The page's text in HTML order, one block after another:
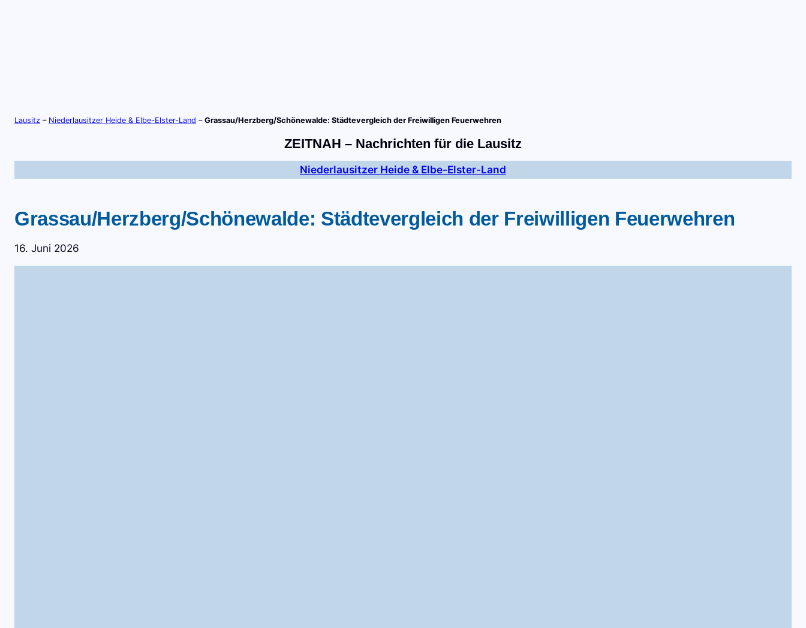
Lausitz – Niederlausitzer Heide & Elbe-Elster-Land – Grassau/Herzberg/Schönewalde: Städtevergleich der Freiwilligen Feuerwehren
ZEITNAH – Nachrichten für die Lausitz
Niederlausitzer Heide & Elbe-Elster-Land
Grassau/Herzberg/Schönewalde: Städtevergleich der Freiwilligen Feuerwehren
16. Juni 2026